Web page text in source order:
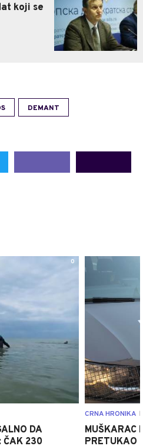
koji se
DEMANT
0
DA
ČAK 230
CRNA HRONIKA
MUŠKARAC
PRETUKAO